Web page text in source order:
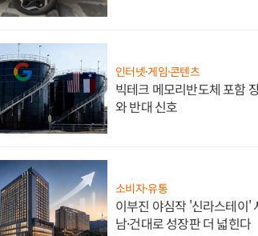
인터넷·게임·콘텐츠
빅테크 메모리반도체 포함
와 반대 신호
소비자·유통
이부진 야심작 '신라스테이'
남·건대로 성장판 더 넓힌다